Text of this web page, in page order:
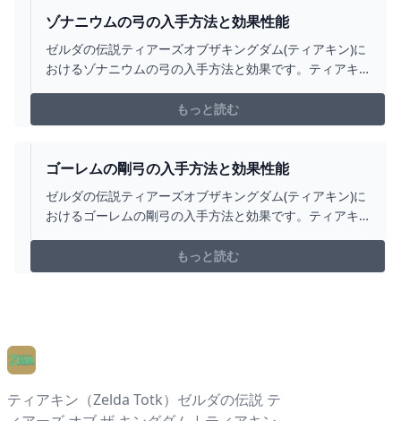
ゾナニウムの弓の入手方法と効果性能
ゼルダの伝説ティアーズオブザキングダム(ティアキン)に
おけるゾナニウムの弓の入手方法と効果です。ティアキ
の効果や攻撃力についても掲載しています。
もっと読む
ゴーレムの剛弓の入手方法と効果性能
ゼルダの伝説ティアーズオブザキングダム(ティアキン)に
おけるゴーレムの剛弓の入手方法と効果です。ティアキ
の効果や攻撃力についても掲載しています。
もっと読む
ティアキン（Zelda Totk）ゼルダの伝説 テ